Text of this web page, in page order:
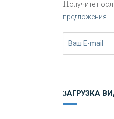
Н
Получите
предложения.
ЗАГРУЗКА